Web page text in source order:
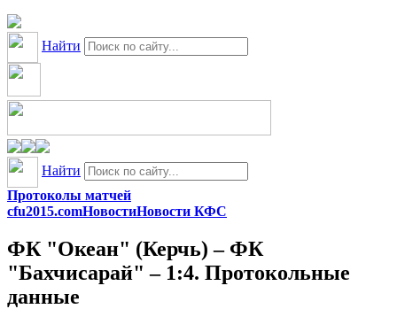
Найти
Найти
Протоколы матчей
cfu2015.comНовостиНовости КФС
ФК "Океан" (Керчь) – ФК
"Бахчисарай" – 1:4. Протокольные
данные